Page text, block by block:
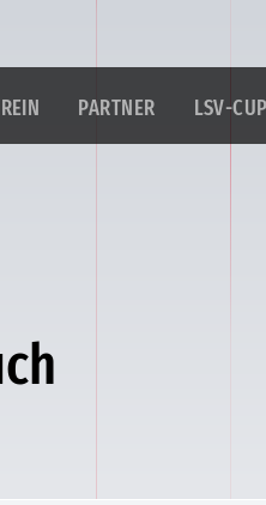
PARTNER LSV-CUP